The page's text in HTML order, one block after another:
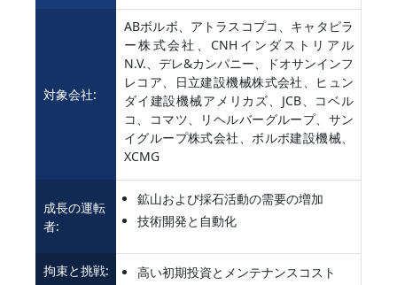
対象会社:
ABボルボ、アトラスコプコ、キャタピラ
ー株式会社、CNHインダストリアル
N.V.、デレ&カンパニー、ドオサンインフ
レコア、日立建設機械株式会社、ヒュン
ダイ建設機械アメリカズ、JCB、コベル
コ、コマツ、リヘルバーグループ、サン
イグループ株式会社、ボルボ建設機械、
XCMG
成長の運転
者:
鉱山および採石活動の需要の増加
技術開発と自動化
拘束と挑戦:
高い初期投資とメンテナンスコスト